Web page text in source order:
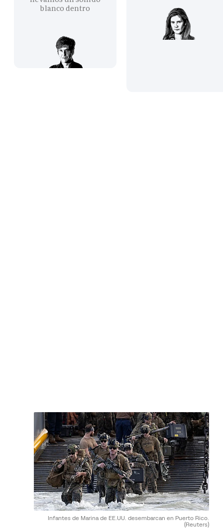
blanco dentro
Infantes de Marina de EE.UU. desembarcan en Puerto Rico.
(Reuters)